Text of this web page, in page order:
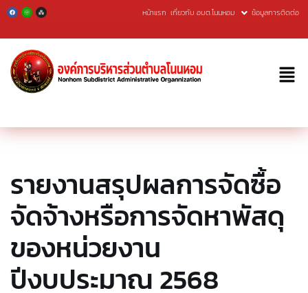
Skip
to
content
หน้าแรก เกี่ยวกับ อบต.โนนหอม ข้อมูลการติดต่อ
รายงานสรุปผลการจัดซื้อ
จัดจ้างหรือการจัดหาพัสดุ
ของหน่วยงาน
ปีงบประมาณ 2568